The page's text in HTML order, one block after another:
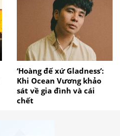
‘Hoàng đế xứ Gladness’:
Khi Ocean Vương khảo
sát về gia đình và cái
chết